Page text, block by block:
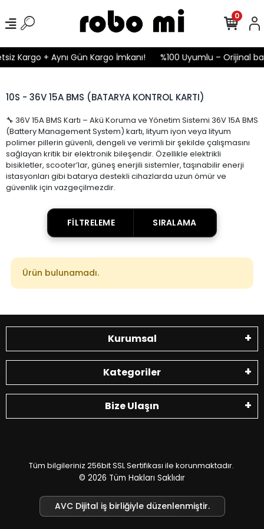
Kargo + Aynı Gün Kargo İmkanı! %100 Uyumlu – Orijinal
0
10S - 36V 15A BMS (BATARYA KONTROL KARTI)
🔧 36V 15A BMS Kartı – Akü Koruma ve Yönetim Sistemi 36V 15A BMS
(Battery Management System) kartı, lityum iyon veya lityum
polimer pillerin güvenli, dengeli ve verimli bir şekilde çalışmasını
sağlayan kritik bir elektronik bileşendir. Özellikle elektrikli
bisikletler, scooter’lar, güneş enerjili sistemler, taşınabilir enerji
istasyonları gibi batarya destekli cihazlarda uzun ömür ve
güvenlik için vazgeçilmezdir.
FILTRELEME SIRALAMA
Ürün bulunamadı.
Kurumsal
Kategoriler
Bize Ulaşın
Tüm bilgileriniz 256bit SSL Sertifikası ile korunmaktadır.
© 2026 Tüm Hakları Saklıdır
AVC Dijital iş birliğiyle düzenlenmiştir.